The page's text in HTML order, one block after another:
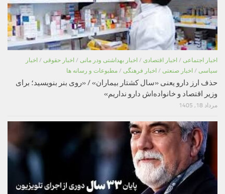
اخبار اجتماعی / اخبار اقتصادی / اخبار بهداشتی ودر مانی / اخبار حقوقی / اخبار
سیاسی / اخبار صنعتی / اخبار فرهنگی / مطبوعات و رسانه ها
حذف ارز دارو یعنی «سال کشتار بیماران» / «روی بنر بنویسید؛ برای
وزیر اقتصاد و خانواده‌اش دارو نداریم»
مرداد 18, 1405